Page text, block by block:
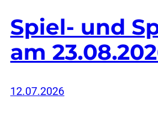
Spiel- und
am
12.07.2026